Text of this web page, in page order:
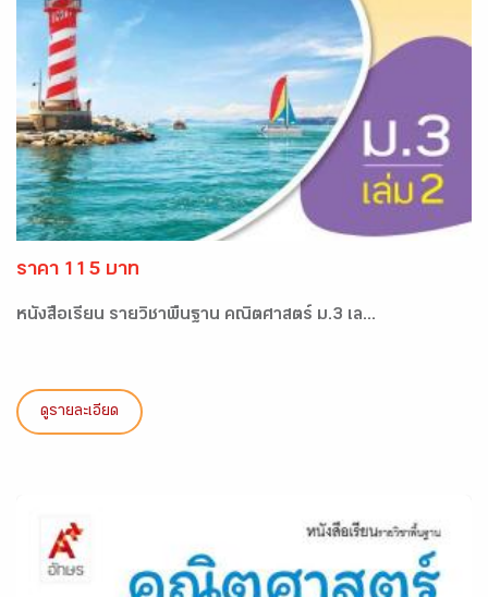
ราคา 115 บาท
หนังสือเรียน รายวิชาพื้นฐาน คณิตศาสตร์ ม.3 เล...
ดูรายละเอียด